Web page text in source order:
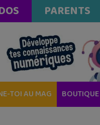
PARENTS
TOI AU MAG BOUTIQUE